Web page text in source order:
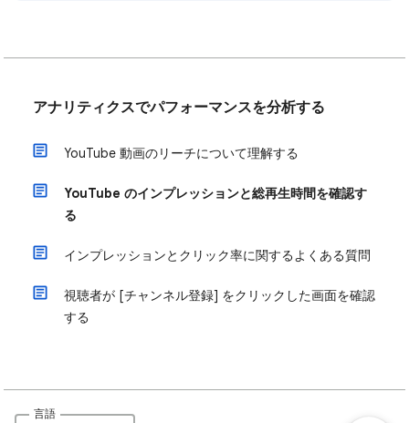
アナリティクスでパフォーマンスを分析する
YouTube 動画のリーチについて理解する
YouTube のインプレッションと総再生時間を確認す
る
インプレッションとクリック率に関するよくある質問
視聴者が [チャンネル登録] をクリックした画面を確認
する
言語